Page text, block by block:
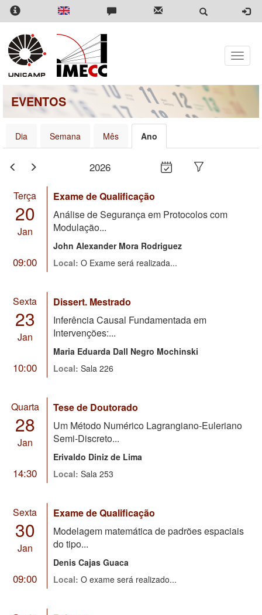
Pular
para
conteúdo
principal
Toggle
EVENTOS
Dia Semana Mês Ano
2026
Terça
20
Jan
09:00
Exame de Qualificação
Análise de Segurança em Protocolos com
Modulação...
John Alexander Mora Rodriguez
Local: O Exame será realizada...
Sexta
23
Jan
10:00
Dissert. Mestrado
Inferência Causal Fundamentada em
Intervenções:...
Maria Eduarda Dall Negro Mochinski
Local: Sala 226
Quarta
28
Jan
14:30
Tese de Doutorado
Um Método Numérico Lagrangiano-Euleriano
Semi-Discreto...
Erivaldo Diniz de Lima
Local: Sala 253
Sexta
30
Jan
09:00
Exame de Qualificação
Modelagem matemática de padrões espaciais
do tipo...
Denis Cajas Guaca
Local: O exame será realizado...